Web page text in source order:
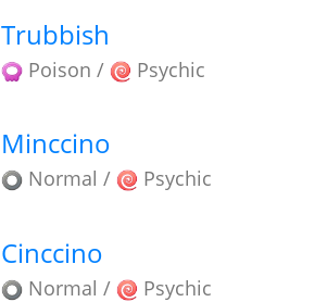
Trubbish
Poison / Psychic
Minccino
Normal / Psychic
Cinccino
Normal / Psychic